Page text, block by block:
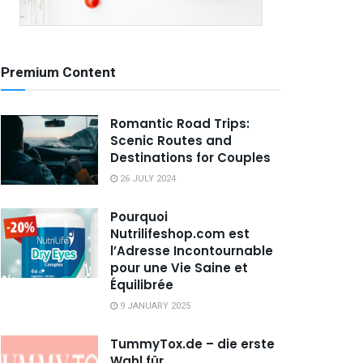
Premium Content
Romantic Road Trips:
Scenic Routes and
Destinations for Couples
26 JULY 2024
Pourquoi
Nutrilifeshop.com est
l’Adresse Incontournable
pour une Vie Saine et
Équilibrée
9 JANUARY 2025
TummyTox.de – die erste